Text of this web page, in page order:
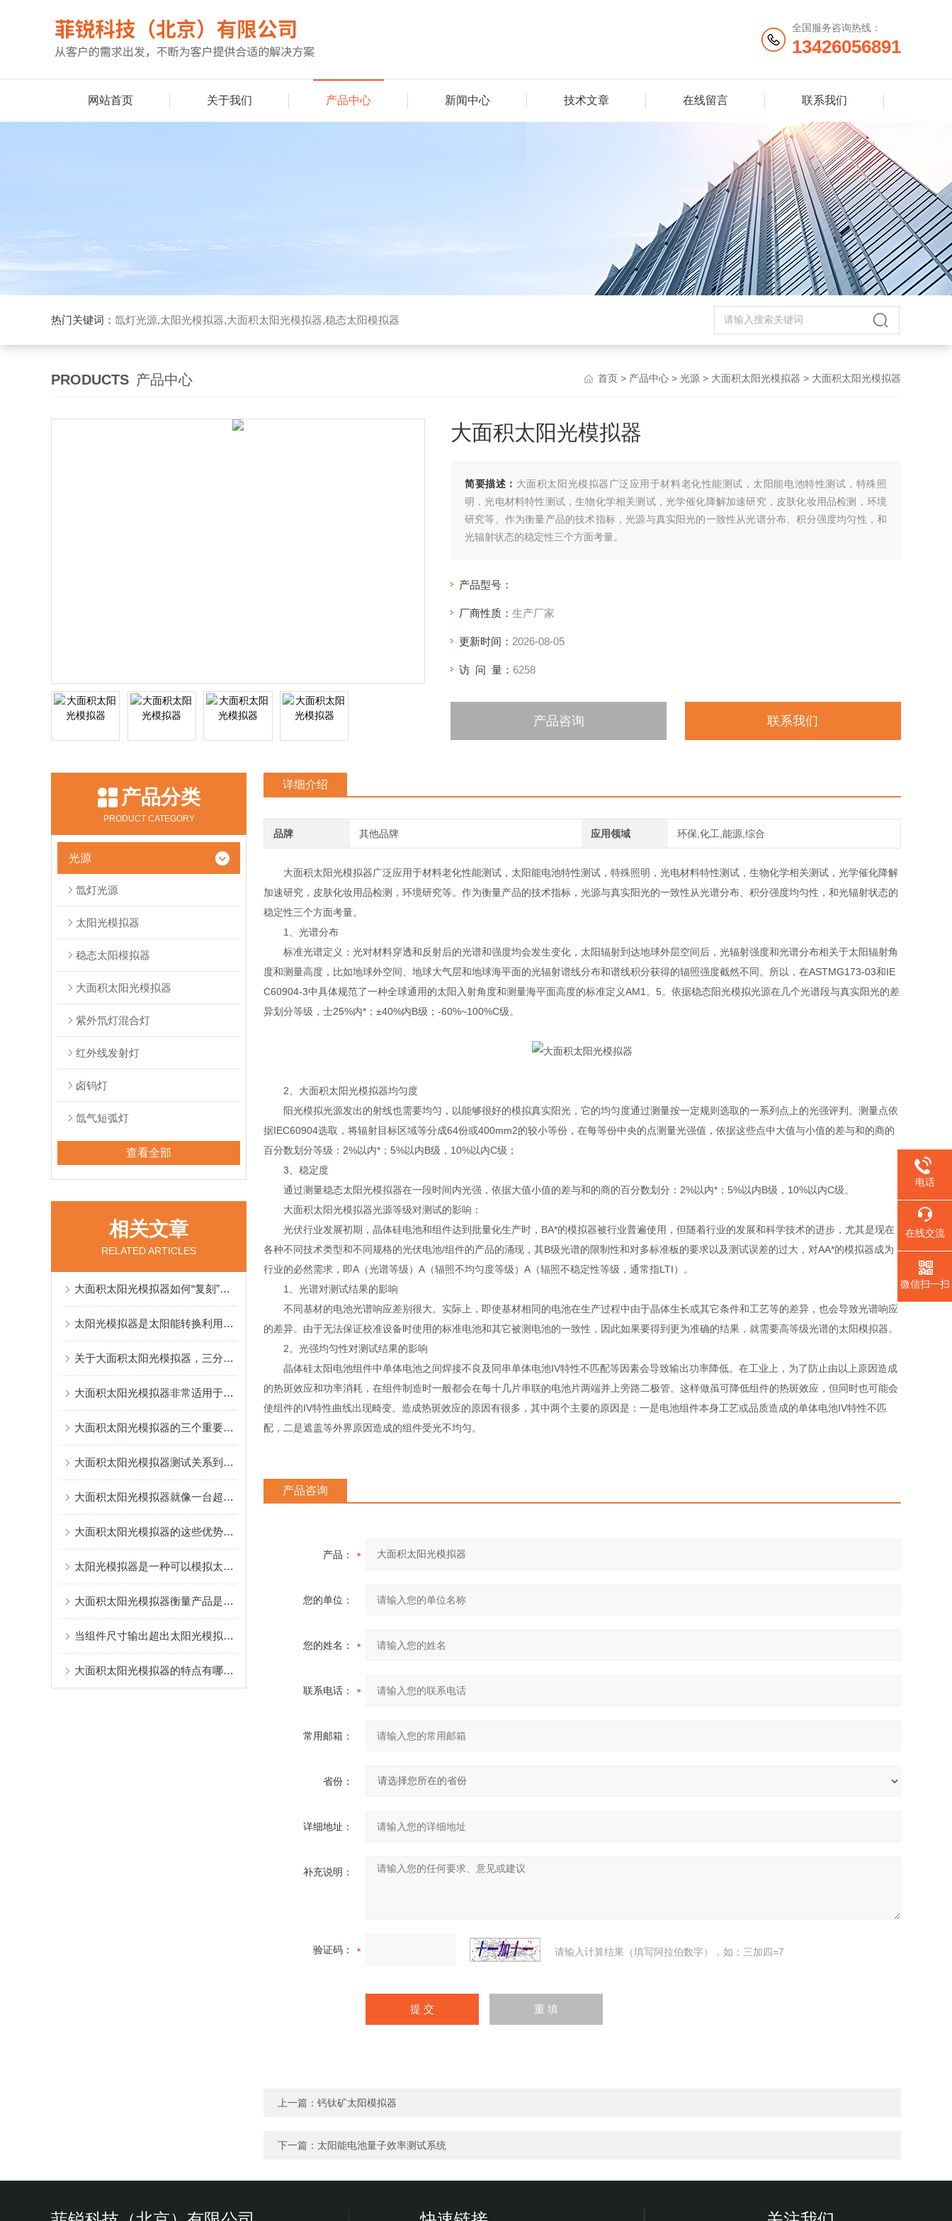
全国服务咨询热线：
13426056891
网站首页 关于我们 产品中心 新闻中心 技术文章 在线留言 联系我们
热门关键词： 氙灯光源,太阳光模拟器,大面积太阳光模拟器,稳态太阳模拟器
PRODUCTS 产品中心 首页 > 产品中心 > 光源 > 大面积太阳光模拟器 > 大面积太阳光模拟器
大面积太阳光模拟器
简要描述： 大面积太阳光模拟器广泛应用于材料老化性能测试，太阳能电池特性测试，特殊照
明，光电材料特性测试，生物化学相关测试，光学催化降解加速研究，皮肤化妆用品检测，环境
研究等。作为衡量产品的技术指标，光源与真实阳光的一致性从光谱分布、积分强度均匀性，和
光辐射状态的稳定性三个方面考量。
产品型号：
厂商性质： 生产厂家
更新时间： 2026-08-05
访 问 量： 6258
产品咨询 联系我们
产品分类
PRODUCT CATEGORY
光源
氙灯光源
太阳光模拟器
稳态太阳模拟器
大面积太阳光模拟器
紫外氘灯混合灯
红外线发射灯
卤钨灯
氙气短弧灯
查看全部
相关文章
RELATED ARTICLES
大面积太阳光模拟器如何“复刻”自然太阳光？
太阳光模拟器是太阳能转换利用研究的重要仪器
关于大面积太阳光模拟器，三分钟您就懂
大面积太阳光模拟器非常适用于科研机构等单位
大面积太阳光模拟器的三个重要指标
大面积太阳光模拟器测试关系到电池的出厂等级及价格
大面积太阳光模拟器就像一台超大号的“人造太阳灯”
大面积太阳光模拟器的这些优势你需要知道！
太阳光模拟器是一种可以模拟太阳光谱的设备
大面积太阳光模拟器衡量产品是否合格需要从这三方面入手
当组件尺寸输出超出太阳光模拟器的度量范围时，该如何处理？
大面积太阳光模拟器的特点有哪些？
详细介绍
品牌 其他品牌 应用领域 环保,化工,能源,综合
大面积太阳光模拟器广泛应用于材料老化性能测试，太阳能电池特性测试，特殊照明，光电材料特性测试，生物化学相关测试，光学催化降解
加速研究，皮肤化妆用品检测，环境研究等。作为衡量产品的技术指标，光源与真实阳光的一致性从光谱分布、积分强度均匀性，和光辐射状态的
稳定性三个方面考量。
1、光谱分布
标准光谱定义：光对材料穿透和反射后的光谱和强度均会发生变化，太阳辐射到达地球外层空间后，光辐射强度和光谱分布相关于太阳辐射角
度和测量高度，比如地球外空间、地球大气层和地球海平面的光辐射谱线分布和谱线积分获得的辐照强度截然不同。所以，在ASTMG173-03和IE
C60904-3中具体规范了一种全球通用的太阳入射角度和测量海平面高度的标准定义AM1。5。依据稳态阳光模拟光源在几个光谱段与真实阳光的差
异划分等级，士25%内*；±40%内B级；-60%~100%C级。
2、大面积太阳光模拟器均匀度
阳光模拟光源发出的射线也需要均匀，以能够很好的模拟真实阳光，它的均匀度通过测量按一定规则选取的一系列点上的光强评判。测量点依
据IEC60904选取，将辐射目标区域等分成64份或400mm2的较小等份，在每等份中央的点测量光强值，依据这些点中大值与小值的差与和的商的
百分数划分等级：2%以内*；5%以内B级，10%以内C级；
3、稳定度
通过测量稳态太阳光模拟器在一段时间内光强，依据大值小值的差与和的商的百分数划分：2%以内*；5%以内B级，10%以内C级。
大面积太阳光模拟器光源等级对测试的影响：
光伏行业发展初期，晶体硅电池和组件达到批量化生产时，BA*的模拟器被行业普遍使用，但随着行业的发展和科学技术的进步，尤其是现在
各种不同技术类型和不同规格的光伏电池/组件的产品的涌现，其B级光谱的限制性和对多标准板的要求以及测试误差的过大，对AA*的模拟器成为
行业的必然需求，即A（光谱等级）A（辐照不均匀度等级）A（辐照不稳定性等级，通常指LTI）。
1。光谱对测试结果的影响
不同基材的电池光谱响应差别很大。实际上，即使基材相同的电池在生产过程中由于晶体生长或其它条件和工艺等的差异，也会导致光谱响应
的差异。由于无法保证校准设备时使用的标准电池和其它被测电池的一致性，因此如果要得到更为准确的结果，就需要高等级光谱的太阳模拟器。
2。光强均匀性对测试结果的影响
晶体硅太阳电池组件中单体电池之间焊接不良及同串单体电池IV特性不匹配等因素会导致输出功率降低。在工业上，为了防止由以上原因造成
的热斑效应和功率消耗，在组件制造时一般都会在每十几片串联的电池片两端并上旁路二极管。这样做虽可降低组件的热斑效应，但同时也可能会
使组件的IV特性曲线出现畸变。造成热斑效应的原因有很多，其中两个主要的原因是：一是电池组件本身工艺或品质造成的单体电池IV特性不匹
配，二是遮盖等外界原因造成的组件受光不均匀。
产品咨询
产品：
您的单位：
您的姓名：
联系电话：
常用邮箱：
省份：
详细地址：
补充说明：
验证码： 请输入计算结果（填写阿拉伯数字），如：三加四=7
上一篇： 钙钛矿太阳模拟器
下一篇： 太阳能电池量子效率测试系统
电话
在线交流
微信扫一扫